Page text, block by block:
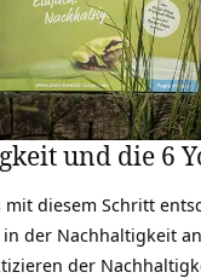
und die 6
diesem Schritt
der Nachhaltigkeit
der